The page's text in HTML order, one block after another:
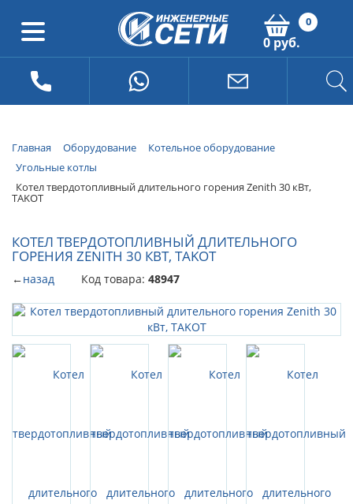
0
0 руб.
Главная Оборудование
Котельное оборудование
Угольные котлы
Котел твердотопливный длительного горения Zenith 30 кВт,
TAKOT
КОТЕЛ ТВЕРДОТОПЛИВНЫЙ ДЛИТЕЛЬНОГО
ГОРЕНИЯ ZENITH 30 КВТ, TAKOT
←назад Код товара: 48947